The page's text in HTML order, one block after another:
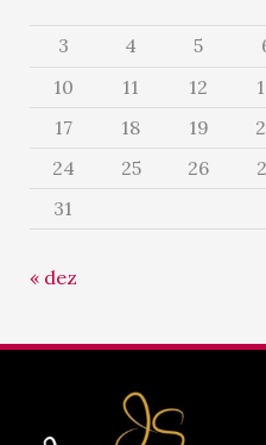
3
4 5
10
11 12
17
18 19
24
25 26
31
« dez